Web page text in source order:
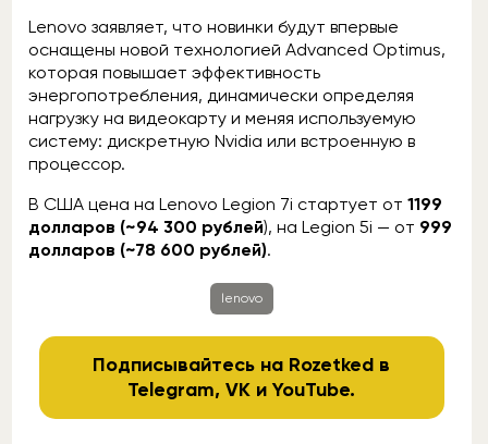
Lenovo заявляет, что новинки будут впервые
оснащены новой технологией Advanced Optimus,
которая повышает эффективность
энергопотребления, динамически определяя
нагрузку на видеокарту и меняя используемую
систему: дискретную Nvidia или встроенную в
процессор.
В США цена на Lenovo Legion 7i стартует от 1199
долларов (~94 300 рублей), на Legion 5i — от 999
долларов (~78 600 рублей).
lenovo
Подписывайтесь на Rozetked в
Telegram,VK иYouTube.